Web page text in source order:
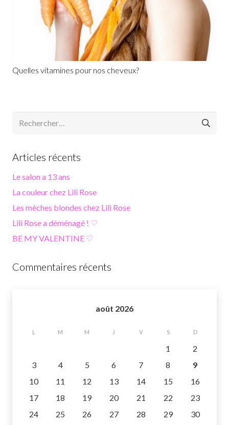
Quelles vitamines pour nos cheveux?
Articles récents
Le salon a 13 ans
La couleur chez Lili Rose
Les mèches blondes chez Lili Rose
Lili Rose a déménagé ! ♡
BE MY VALENTINE ♡
Commentaires récents
août 2026
L M M J V S D
1
2
3
4 5 6 7 8
9
10
11 12 13 14 15
16
17
18 19 20 21 22
23
24
25 26 27 28 29
30